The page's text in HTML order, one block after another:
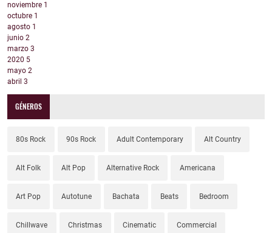
noviembre 1
octubre 1
agosto 1
junio 2
marzo 3
2020 5
mayo 2
abril 3
GÉNEROS
80s Rock 90s Rock Adult Contemporary Alt Country
Alt Folk Alt Pop Alternative Rock Americana
Art Pop Autotune Bachata Beats Bedroom
Chillwave Christmas Cinematic Commercial